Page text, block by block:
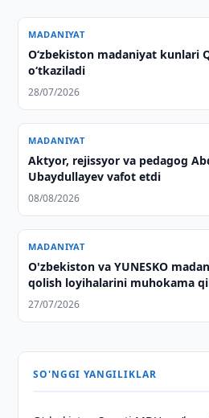
MADANIYAT
O‘zbekiston madaniyat kunlari
o‘tkaziladi
28/07/2026
MADANIYAT
Aktyor, rejissyor va pedagog
Ubaydullayev vafot etdi
08/08/2026
MADANIYAT
O'zbekiston va YUNESKO
qolish loyihalarini muhokama
27/07/2026
SO'NGGI YANGILIKLAR